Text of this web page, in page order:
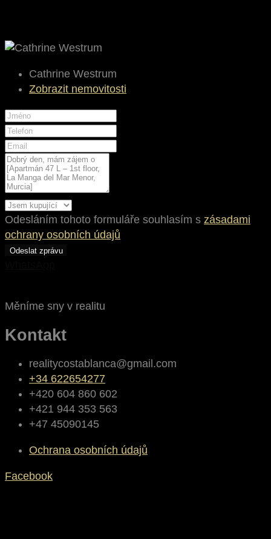
Cathrine Westrum
Zobrazit nemovitosti
Odesláním tohoto formuláře souhlasím s zásadami
ochrany osobních údajů
Odeslat zprávu
Měníme sny v realitu
Kontakt
realitycostablanca@gmail.com
+34 622654277
+420 604 860 602
+421 944 353 563
+47 45090145
Ochrana osobních údajů
Facebook